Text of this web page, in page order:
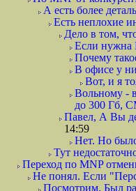
А есть более
Есть неплохие
Дело в том,
Если нужна
Почему
В офисе у
Вот, и я
Вольному -
до 300 Гб,
Павел, А Вы
14:59
Нет. Но
Тут
Переход по MNP
Не понял. Если
Посмотрим. Был